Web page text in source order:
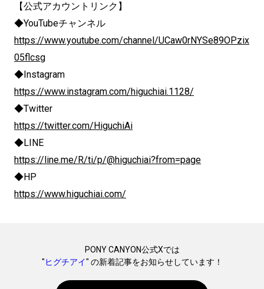
【公式アカウントリンク】
◆YouTubeチャンネル
https://www.youtube.com/channel/UCaw0rNYSe89OPzix
05flcsg
◆Instagram
https://www.instagram.com/higuchiai.1128/
◆Twitter
https://twitter.com/HiguchiAi
◆LINE
https://line.me/R/ti/p/@higuchiai?from=page
◆HP
https://www.higuchiai.com/
PONY CANYON公式Xでは
"ヒグチアイ" の新着記事をお知らせしています！